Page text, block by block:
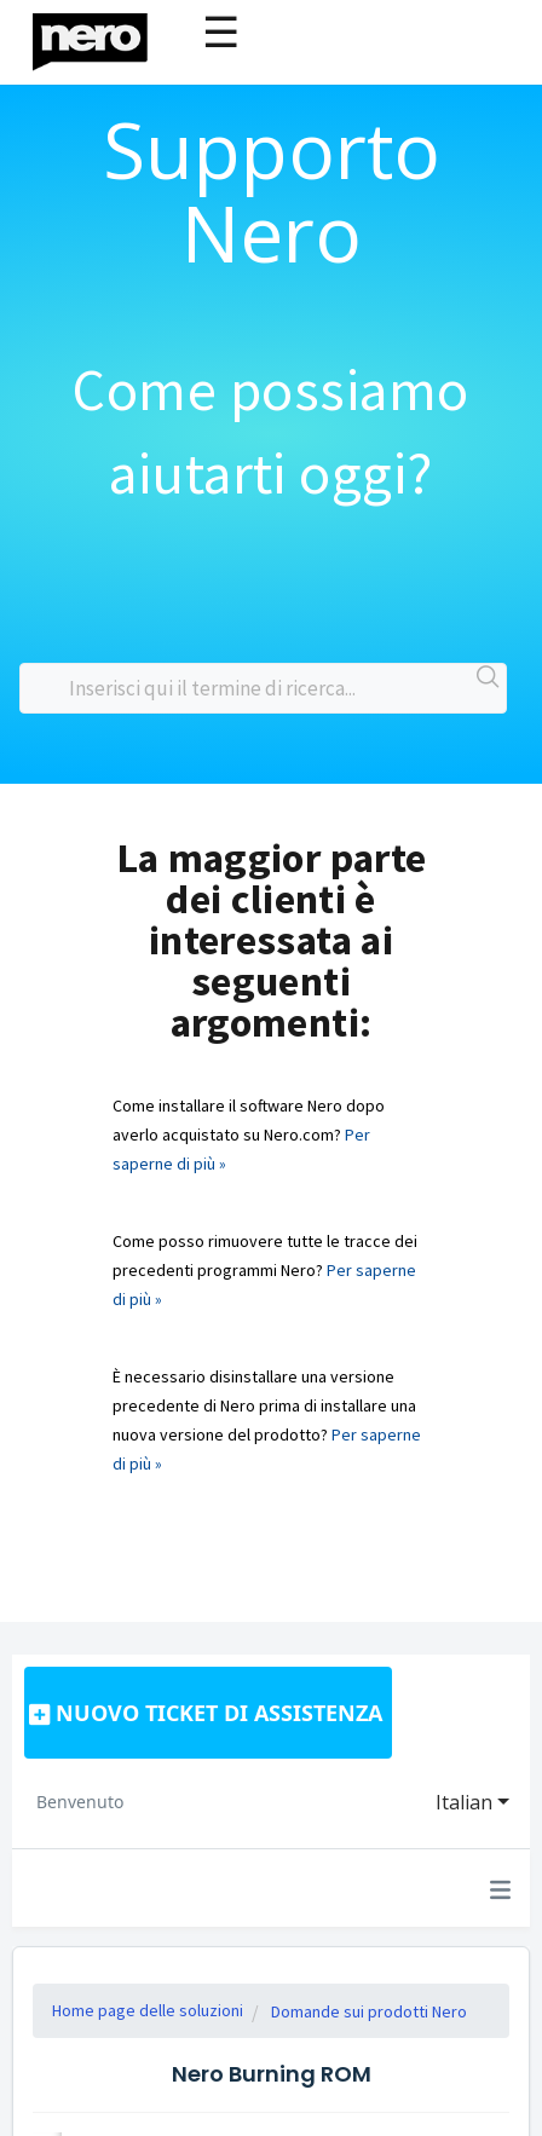
☰
Supporto
Nero
Come possiamo
aiutarti oggi?
La maggior parte
dei clienti è
interessata ai
seguenti
argomenti:
Come installare il software Nero dopo
averlo acquistato su Nero.com? Per
saperne di più »
Come posso rimuovere tutte le tracce dei
precedenti programmi Nero? Per saperne
di più »
È necessario disinstallare una versione
precedente di Nero prima di installare una
nuova versione del prodotto? Per saperne
di più »
NUOVO TICKET DI ASSISTENZA
Italian
Benvenuto
Home page delle soluzioni Domande sui prodotti Nero
Nero Burning ROM